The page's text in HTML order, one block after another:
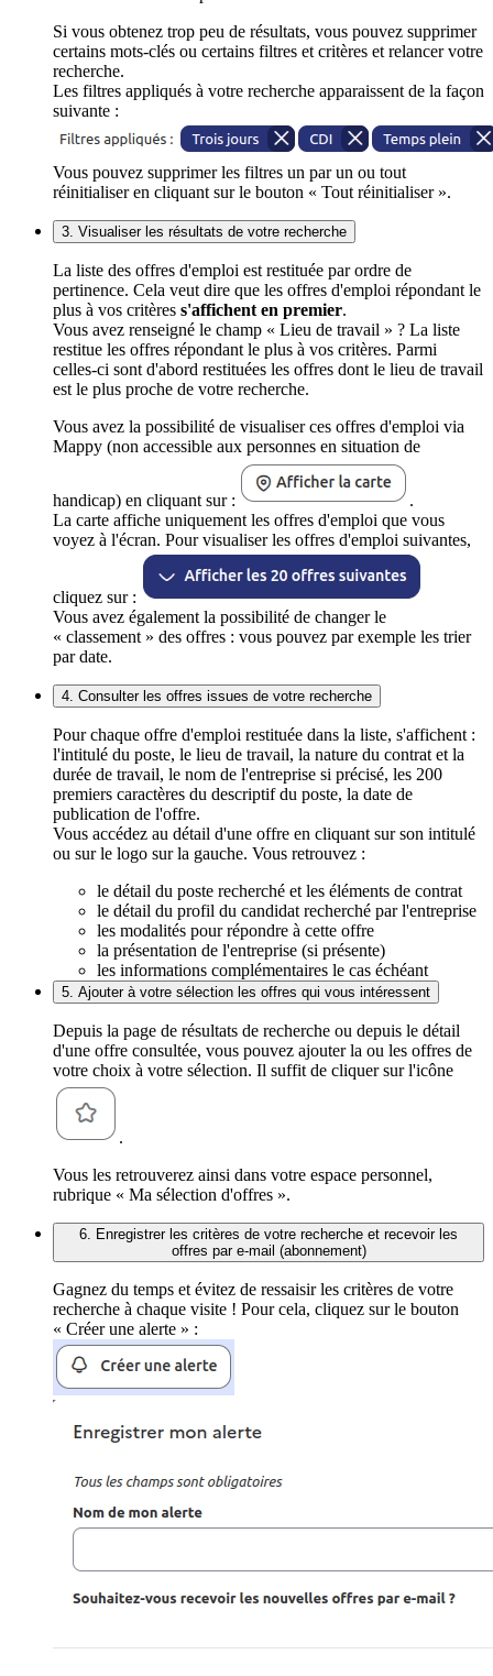
Si vous obtenez trop peu de résultats, vous pouvez supprimer
certains mots-clés ou certains filtres et critères et relancer votre
recherche.
Les filtres appliqués à votre recherche apparaissent de la façon
suivante :
Vous pouvez supprimer les filtres un par un ou tout
réinitialiser en cliquant sur le bouton « Tout réinitialiser ».
3. Visualiser les résultats de votre recherche
La liste des offres d'emploi est restituée par ordre de
pertinence. Cela veut dire que les offres d'emploi répondant le
plus à vos critères s'affichent en premier.
Vous avez renseigné le champ « Lieu de travail » ? La liste
restitue les offres répondant le plus à vos critères. Parmi
celles-ci sont d'abord restituées les offres dont le lieu de travail
est le plus proche de votre recherche.
Vous avez la possibilité de visualiser ces offres d'emploi via
Mappy (non accessible aux personnes en situation de
handicap) en cliquant sur :
.
La carte affiche uniquement les offres d'emploi que vous
voyez à l'écran. Pour visualiser les offres d'emploi suivantes,
cliquez sur :
Vous avez également la possibilité de changer le
« classement » des offres : vous pouvez par exemple les trier
par date.
4. Consulter les offres issues de votre recherche
Pour chaque offre d'emploi restituée dans la liste, s'affichent :
l'intitulé du poste, le lieu de travail, la nature du contrat et la
durée de travail, le nom de l'entreprise si précisé, les 200
premiers caractères du descriptif du poste, la date de
publication de l'offre.
Vous accédez au détail d'une offre en cliquant sur son intitulé
ou sur le logo sur la gauche. Vous retrouvez :
le détail du poste recherché et les éléments de contrat
le détail du profil du candidat recherché par l'entreprise
les modalités pour répondre à cette offre
la présentation de l'entreprise (si présente)
les informations complémentaires le cas échéant
5. Ajouter à votre sélection les offres qui vous intéressent
Depuis la page de résultats de recherche ou depuis le détail
d'une offre consultée, vous pouvez ajouter la ou les offres de
votre choix à votre sélection. Il suffit de cliquer sur l'icône
.
Vous les retrouverez ainsi dans votre espace personnel,
rubrique « Ma sélection d'offres ».
6. Enregistrer les critères de votre recherche et recevoir les
offres par e-mail (abonnement)
Gagnez du temps et évitez de ressaisir les critères de votre
recherche à chaque visite ! Pour cela, cliquez sur le bouton
« Créer une alerte » :